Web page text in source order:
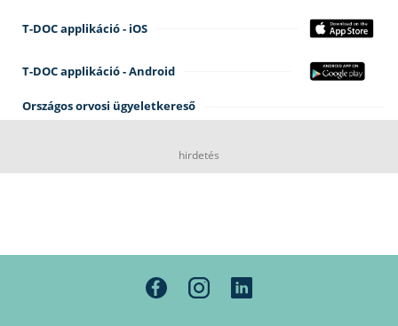
T-DOC applikáció - iOS
T-DOC applikáció - Android
Országos orvosi ügyeletkereső
hirdetés